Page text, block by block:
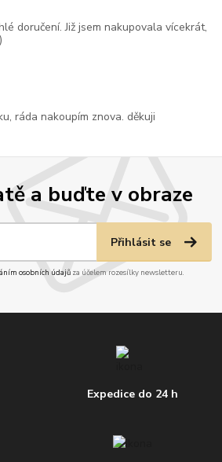
a buďte v obraze
Přihlásit se
osobních údajůza účelem rozesílky newsletteru.
Expedice do 24 h
doručení. Již jsem nakupovala vícekrát,
ráda nakoupím znova. děkuji